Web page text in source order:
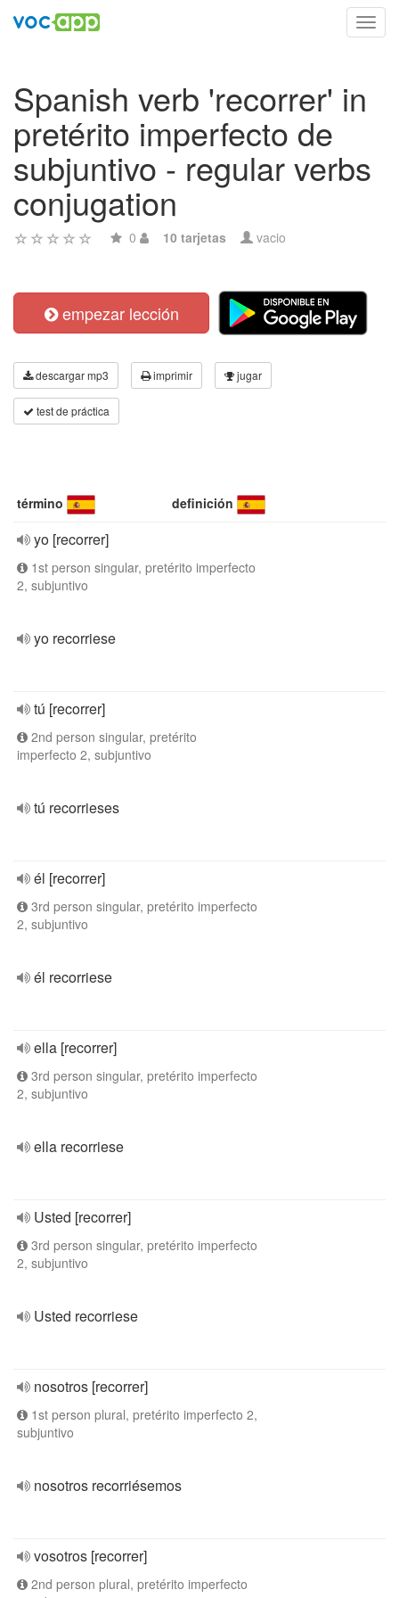
Spanish verb 'recorrer' in
pretérito imperfecto de
subjuntivo - regular verbs
conjugation
0 10 tarjetas vacio
empezar lección
descargar mp3 imprimir jugar
test de práctica
término definición
yo [recorrer]
1st person singular, pretérito imperfecto
2, subjuntivo
yo recorriese
tú [recorrer]
2nd person singular, pretérito
imperfecto 2, subjuntivo
tú recorrieses
él [recorrer]
3rd person singular, pretérito imperfecto
2, subjuntivo
él recorriese
ella [recorrer]
3rd person singular, pretérito imperfecto
2, subjuntivo
ella recorriese
Usted [recorrer]
3rd person singular, pretérito imperfecto
2, subjuntivo
Usted recorriese
nosotros [recorrer]
1st person plural, pretérito imperfecto 2,
subjuntivo
nosotros recorriésemos
vosotros [recorrer]
2nd person plural, pretérito imperfecto